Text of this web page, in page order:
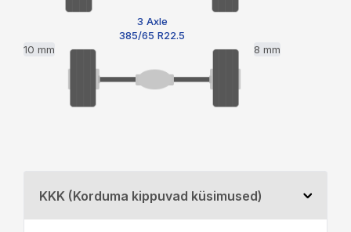
3 Axle
385/65 R22.5
10 mm
8 mm
KKK (Korduma kippuvad küsimused)